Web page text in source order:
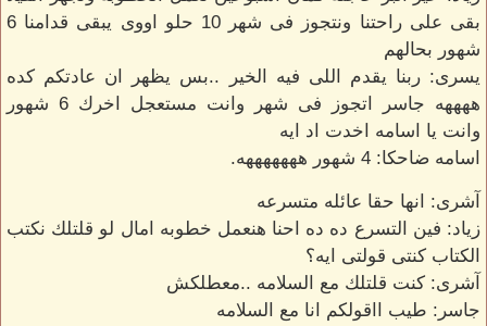
بقى على راحتنا ونتجوز فى شهر 10 حلو اووى يبقى قدامنا 6
شهور بحالهم
يسرى: ربنا يقدم اللى فيه الخير ..بس يظهر ان عادتكم كده
ههههه جاسر اتجوز فى شهر وانت مستعجل اخرك 6 شهور
وانت يا اسامه اخدت اد ايه
اسامه ضاحكا: 4 شهور هههههههه.
آشرى: انها حقا عائله متسرعه
زياد: فين التسرع ده ده احنا هنعمل خطوبه امال لو قلتلك نكتب
الكتاب كنتى قولتى ايه؟
آشرى: كنت قلتلك مع السلامه ..معطلكش
جاسر: طيب ااقولكم انا مع السلامه